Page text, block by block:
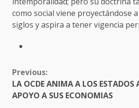
como social viene proyec­tándose
siglos y aspira a tener vigencia
CONTINUE
READING
Previous:
LA OCDE ANIMA A LOS ESTADOS
APOYO A SUS ECONOMIAS